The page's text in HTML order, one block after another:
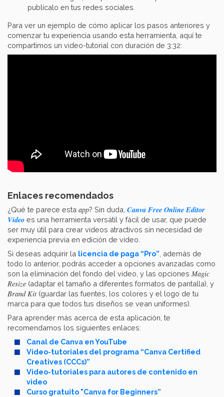
publícalo en tus redes sociales.
Para ver un ejemplo de cómo aplicar los pasos anteriores y
comenzar tu experiencia usando esta herramienta, aquí te
compartimos un video-tutorial con duración de 3:32:
Enlaces recomendados
¿Qué te parece esta app? Sin duda, Canva Free Online Editor
Video es una herramienta versátil y fácil de usar, que puede
ser muy útil para crear videos atractivos sin necesidad de
experiencia previa en edición de video.
Si deseas adquirir la licencia de paga “Pro” , además de
todo lo anterior, podrás acceder a opciones avanzadas como
son la eliminación del fondo del video, y las opciones Magic
Resize (adaptar el tamaño a diferentes formatos de pantalla), y
Brand Kit (guardar las fuentes, los colores y el logo de tu
marca para que todos tus diseños se vean uniformes).
Para aprender más acerca de esta aplicación, te
recomendamos los siguientes enlaces:
Canal de Canva en YouTube
Video-tutoriales del programa “Canva Certified
Creatives (CCCs)”
Video-tutoriales para autores de contenido en
video
Curso gratuito "Canva for Beginners”